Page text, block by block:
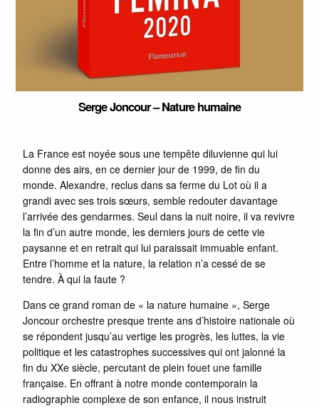
Serge Joncour – Nature humaine
La France est noyée sous une tempête diluvienne qui lui
donne des airs, en ce dernier jour de 1999, de fin du
monde. Alexandre, reclus dans sa ferme du Lot où il a
grandi avec ses trois sœurs, semble redouter davantage
l’arrivée des gendarmes. Seul dans la nuit noire, il va revivre
la fin d’un autre monde, les derniers jours de cette vie
paysanne et en retrait qui lui paraissait immuable enfant.
Entre l’homme et la nature, la relation n’a cessé de se
tendre. À qui la faute ?
Dans ce grand roman de « la nature humaine », Serge
Joncour orchestre presque trente ans d’histoire nationale où
se répondent jusqu’au vertige les progrès, les luttes, la vie
politique et les catastrophes successives qui ont jalonné la
fin du XXe siècle, percutant de plein fouet une famille
française. En offrant à notre monde contemporain la
radiographie complexe de son enfance, il nous instruit